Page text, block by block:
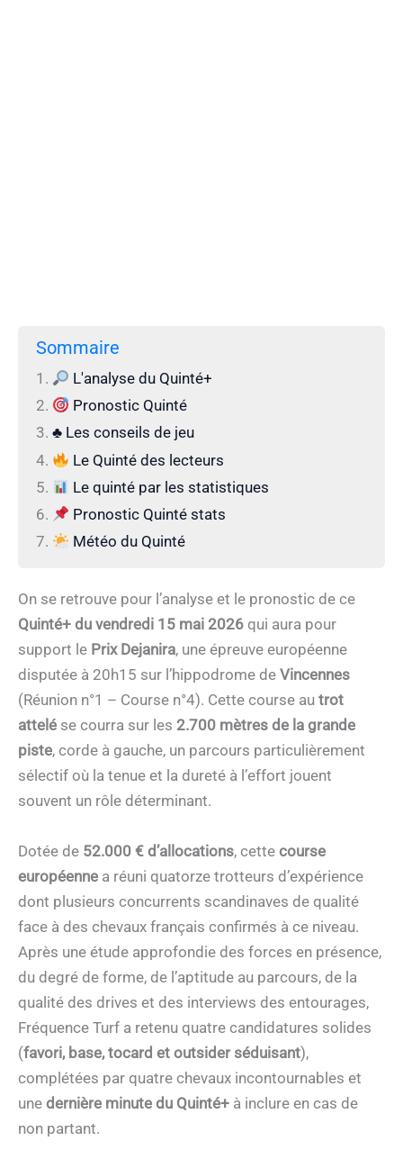
Sommaire
L'analyse du Quinté+
Pronostic Quinté
♣️ Les conseils de jeu
Le Quinté des lecteurs
Le quinté par les statistiques
Pronostic Quinté stats
Météo du Quinté
On se retrouve pour l’analyse et le pronostic de ce
Quinté+ du vendredi 15 mai 2026 qui aura pour
support le Prix Dejanira, une épreuve européenne
disputée à 20h15 sur l’hippodrome de Vincennes
(Réunion n°1 – Course n°4). Cette course au trot
attelé se courra sur les 2.700 mètres de la grande
piste, corde à gauche, un parcours particulièrement
sélectif où la tenue et la dureté à l’effort jouent
souvent un rôle déterminant.
Dotée de 52.000 € d’allocations, cette course
européenne a réuni quatorze trotteurs d’expérience
dont plusieurs concurrents scandinaves de qualité
face à des chevaux français confirmés à ce niveau.
Après une étude approfondie des forces en présence,
du degré de forme, de l’aptitude au parcours, de la
qualité des drives et des interviews des entourages,
Fréquence Turf a retenu quatre candidatures solides
(favori, base, tocard et outsider séduisant),
complétées par quatre chevaux incontournables et
une dernière minute du Quinté+ à inclure en cas de
non partant.